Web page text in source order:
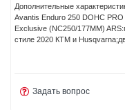
Дополнительные
Avantis Enduro 250 DOHC
Exclusive (NC250/177MM)
стиле 2020 КТМ и
Задать вопрос